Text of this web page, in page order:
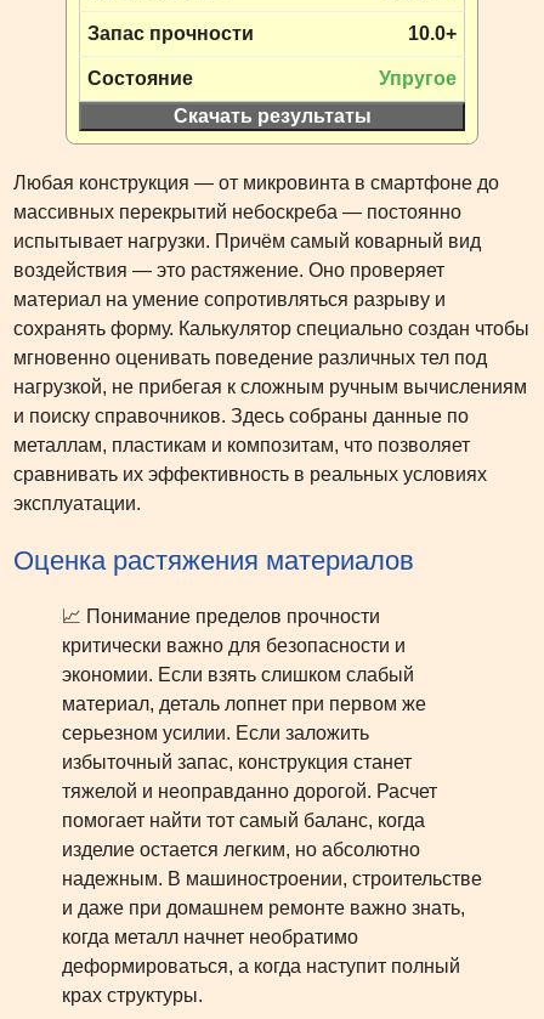
Запас прочности 10.0+
Состояние
Упругое
Скачать результаты
Любая конструкция — от микровинта в смартфоне до
массивных перекрытий небоскреба — постоянно
испытывает нагрузки. Причём самый коварный вид
воздействия — это растяжение. Оно проверяет
материал на умение сопротивляться разрыву и
сохранять форму. Калькулятор специально создан чтобы
мгновенно оценивать поведение различных тел под
нагрузкой, не прибегая к сложным ручным вычислениям
и поиску справочников. Здесь собраны данные по
металлам, пластикам и композитам, что позволяет
сравнивать их эффективность в реальных условиях
эксплуатации.
Оценка растяжения материалов
📈 Понимание пределов прочности
критически важно для безопасности и
экономии. Если взять слишком слабый
материал, деталь лопнет при первом же
серьезном усилии. Если заложить
избыточный запас, конструкция станет
тяжелой и неоправданно дорогой. Расчет
помогает найти тот самый баланс, когда
изделие остается легким, но абсолютно
надежным. В машиностроении, строительстве
и даже при домашнем ремонте важно знать,
когда металл начнет необратимо
деформироваться, а когда наступит полный
крах структуры.